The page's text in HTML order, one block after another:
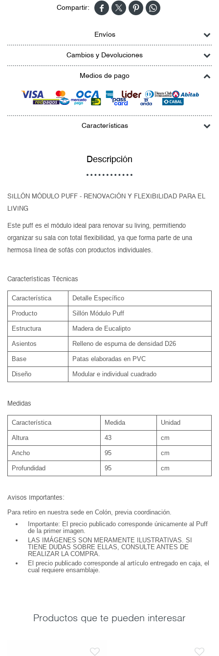
   
Envíos
Cambios y Devoluciones
Medios de pago
Características
Descripción
SILLÓN MÓDULO PUFF - RENOVACIÓN Y FLEXIBILIDAD PARA EL
LIVING
Este puff es el módulo ideal para renovar su living, permitiendo
organizar su sala con total flexibilidad, ya que forma parte de una
hermosa línea de sofás con productos individuales.
Características Técnicas
Característica Detalle Específico
Producto Sillón Módulo Puff
Estructura Madera de Eucalipto
Asientos Relleno de espuma de densidad D26
Base Patas elaboradas en PVC
Diseño Modular e individual cuadrado
Medidas
Característica Medida Unidad
Altura 43 cm
Ancho 95 cm
Profundidad 95 cm
Avisos Importantes:
Para retiro en nuestra sede en Colón, previa coordinación.
Importante: El precio publicado corresponde únicamente al Puff
de la primer imagen.
LAS IMÁGENES SON MERAMENTE ILUSTRATIVAS. SI
TIENE DUDAS SOBRE ELLAS, CONSULTE ANTES DE
REALIZAR LA COMPRA.
El precio publicado corresponde al artículo entregado en caja, el
cual requiere ensamblaje.
Productos que te pueden interesar